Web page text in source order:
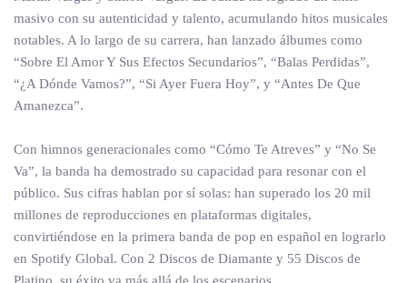
masivo con su autenticidad y talento, acumulando hitos musicales
notables. A lo largo de su carrera, han lanzado álbumes como
“Sobre El Amor Y Sus Efectos Secundarios”, “Balas Perdidas”,
“¿A Dónde Vamos?”, “Si Ayer Fuera Hoy”, y “Antes De Que
Amanezca”.
Con himnos generacionales como “Cómo Te Atreves” y “No Se
Va”, la banda ha demostrado su capacidad para resonar con el
público. Sus cifras hablan por sí solas: han superado los 20 mil
millones de reproducciones en plataformas digitales,
convirtiéndose en la primera banda de pop en español en lograrlo
en Spotify Global. Con 2 Discos de Diamante y 55 Discos de